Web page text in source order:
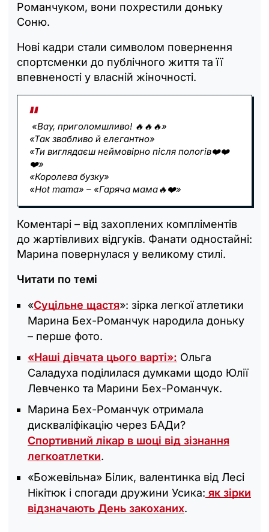
Романчуком, вони похрестили доньку
Соню.
Нові кадри стали символом повернення
спортсменки до публічного життя та її
впевненості у власній жіночності.
«Вау, приголомшливо! 🔥🔥🔥»
«Так звабливо й елегантно»
«Ти виглядаєш неймовірно після пологів❤️❤️
❤️»
«Королева бузку»
«Hot mama» – «Гаряча мама🔥❤️»
Коментарі – від захоплених компліментів
до жартівливих відгуків. Фанати одностайні:
Марина повернулася у великому стилі.
Читати по темі
«Суцільне щастя»: зірка легкої атлетики
Марина Бех-Романчук народила доньку
– перше фото.
«Наші дівчата цього варті»: Ольга
Саладуха поділилася думками щодо Юлії
Левченко та Марини Бех-Романчук.
Марина Бех-Романчук отримала
дискваліфікацію через БАДи?
Спортивний лікар в шоці від зізнання
легкоатлетки.
«Божевільна‎» Білик, валентинка від Лесі
Нікітюк і спогади дружини Усика: як зірки
відзначають День закоханих.